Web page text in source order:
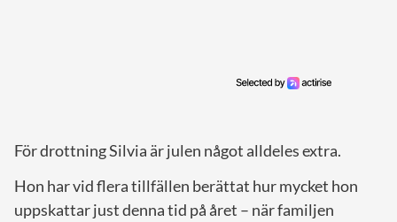
För drottning Silvia är julen något alldeles extra.
Hon har vid flera tillfällen berättat hur mycket hon
uppskattar just denna tid på året – när familjen